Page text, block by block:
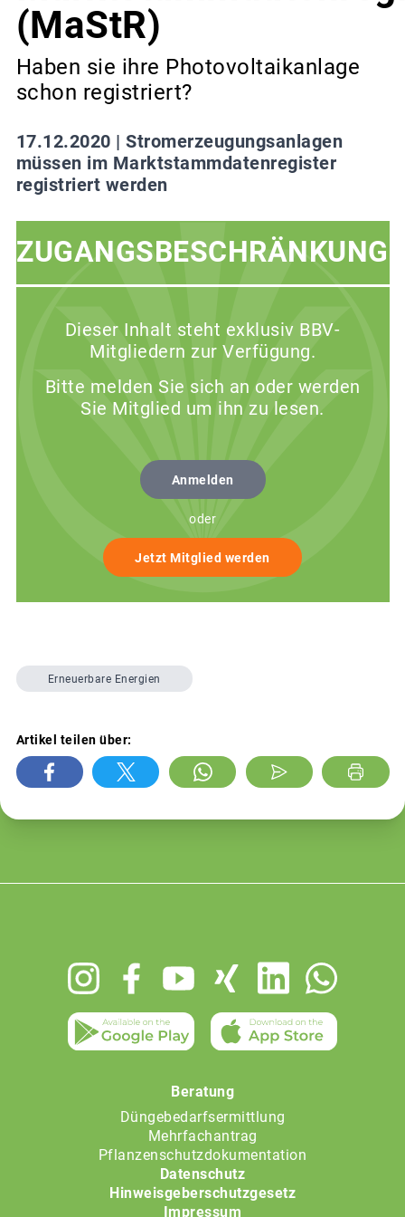
(MaStR)
Haben sie ihre Photovoltaikanlage
schon registriert?
17.12.2020 | Stromerzeugungsanlagen
müssen im Marktstammdatenregister
registriert werden
ZUGANGSBESCHRÄNKUNG
Dieser Inhalt steht exklusiv BBV-
Mitgliedern zur Verfügung.
Bitte melden Sie sich an oder werden
Sie Mitglied um ihn zu lesen.
Anmelden
oder
Jetzt Mitglied werden
Erneuerbare Energien
Artikel teilen über:
Beratung
Düngebedarfsermittlung
Mehrfachantrag
Pflanzenschutzdokumentation
Datenschutz
Hinweisgeberschutzgesetz
Impressum